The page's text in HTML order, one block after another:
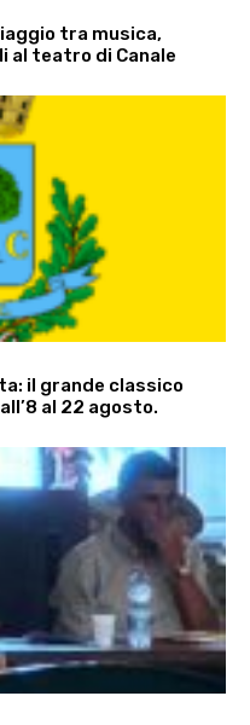
tra musica,
al teatro di Canale
il grande classico
al 22 agosto.